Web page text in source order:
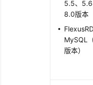
5.5、5.6
8.0版本
MySQL
版本）